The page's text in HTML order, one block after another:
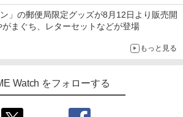
ヨソース」を使用した超大型チーズバーガー
ン」の郵便局限定グッズが8月12日より販売開
まぐち、レターセットなどが登場
もっと見る
Watch をフォローする